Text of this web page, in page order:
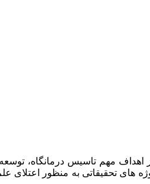
سبز در سال ۱۳۹۷ افتتاح گردید .
های تحقیقاتی به منظور